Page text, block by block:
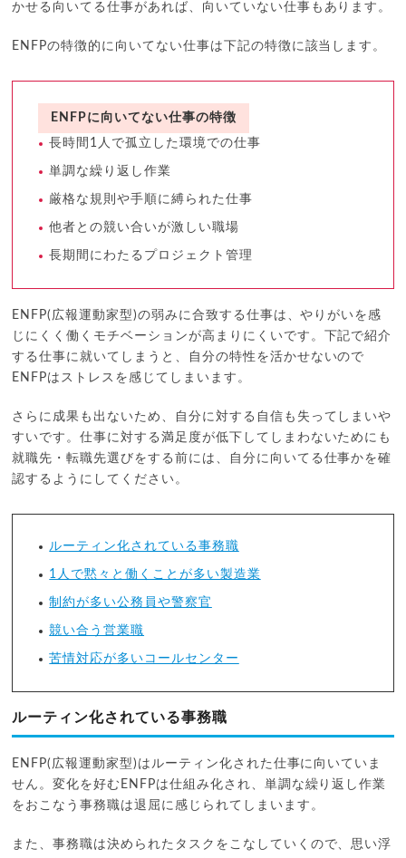
かせる向いてる仕事があれば、向いていない仕事もあります。
ENFPの特徴的に向いてない仕事は下記の特徴に該当します。
ENFPに向いてない仕事の特徴
長時間1人で孤立した環境での仕事
単調な繰り返し作業
厳格な規則や手順に縛られた仕事
他者との競い合いが激しい職場
長期間にわたるプロジェクト管理
ENFP(広報運動家型)の弱みに合致する仕事は、やりがいを感
じにくく働くモチベーションが高まりにくいです。下記で紹介
する仕事に就いてしまうと、自分の特性を活かせないので
ENFPはストレスを感じてしまいます。
さらに成果も出ないため、自分に対する自信も失ってしまいや
すいです。仕事に対する満足度が低下してしまわないためにも
就職先・転職先選びをする前には、自分に向いてる仕事かを確
認するようにしてください。
ルーティン化されている事務職
1人で黙々と働くことが多い製造業
制約が多い公務員や警察官
競い合う営業職
苦情対応が多いコールセンター
ルーティン化されている事務職
ENFP(広報運動家型)はルーティン化された仕事に向いていま
せん。変化を好むENFPは仕組み化され、単調な繰り返し作業
をおこなう事務職は退屈に感じられてしまいます。
また、事務職は決められたタスクをこなしていくので、思い浮